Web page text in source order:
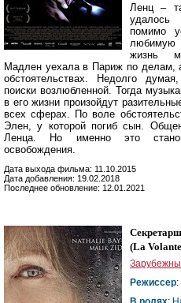
Ленц –
помимо
любимую
жизнь
Мадлен уехала в Париж по делам,
обстоятельствах. Недолго
поиски возлюбленной. Тогда
в его жизни произойдут
всех сферах. По воле
Элен, у которой погиб сын.
Ленца. Но именно это
освобождения.
Дата выхода фильма: 11.10.2015
Дата добавления: 19.02.2018
Последнее обновление: 12.01.2021
(La Volante
Режиссер: